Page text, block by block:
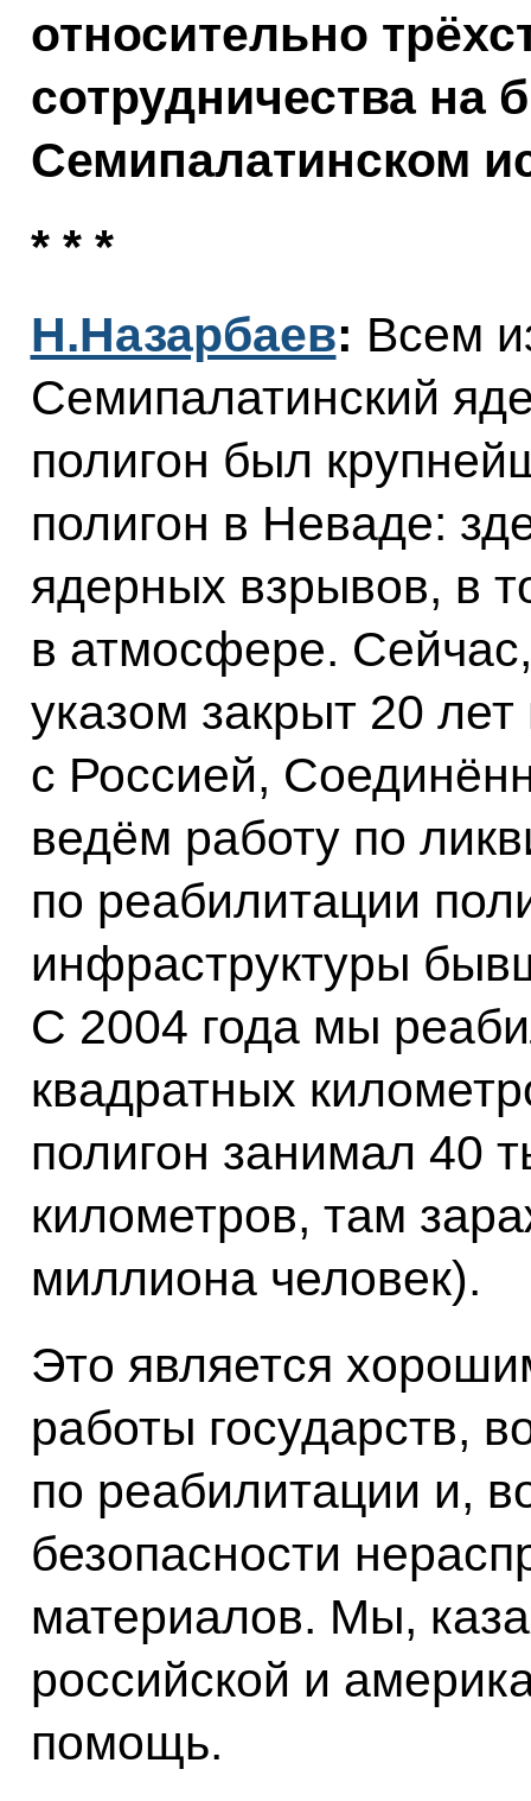
относительно
сотрудничества на
Семипалатинском
* * *
Н.Назарбаев: Всем
Семипалатинский
полигон был
полигон в Неваде:
ядерных взрывов, в
в атмосфере.
указом закрыт 20
с Россией,
ведём работу по
по реабилитации
инфраструктуры
С 2004 года мы
квадратных
полигон занимал 40
километров, там
миллиона человек).
Это является
работы государств,
по реабилитации и,
безопасности
материалов. Мы,
российской и
помощь.